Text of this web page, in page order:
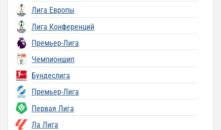
Лига Европы
Лига Конференций
Премьер-Лига
Чемпионшип
Бундеслига
Премьер-Лига
Первая Лига
Ла Лига